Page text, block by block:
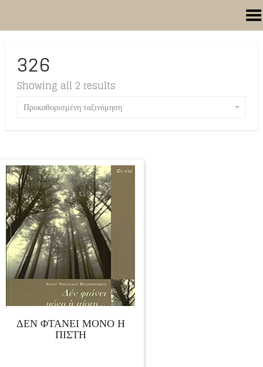
Toggle Menu
326
Showing all 2 results
Προκαθορισμένη ταξινόμηση
ΔΕΝ ΦΤΑΝΕΙ ΜΟΝΟ Η
ΠΙΣΤΗ